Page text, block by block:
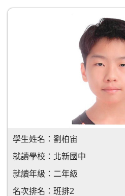
學生姓名： 劉柏宙
就讀學校： 北新國中
就讀年級： 二年級
名次排名： 班排2